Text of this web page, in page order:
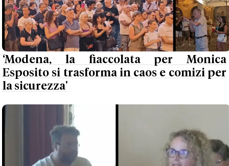
‘Modena, la fiaccolata per Monica
Esposito si trasforma in caos e comizi per
la sicurezza'